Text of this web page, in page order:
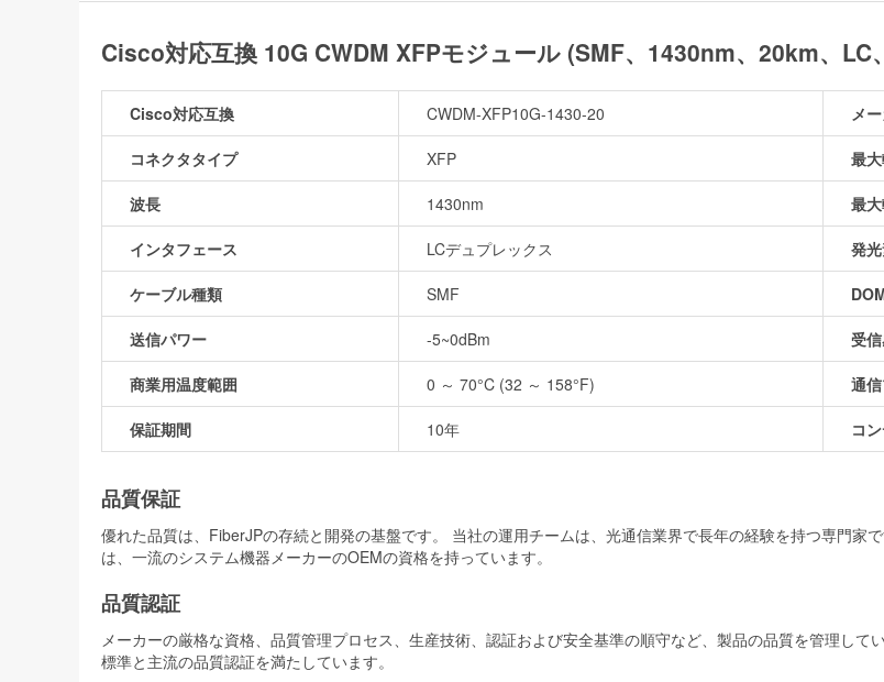
Cisco対応互換 10G CWDM XFPモジュール (SMF、1430nm、20km、LC
Cisco対応互換 CWDM-XFP10G-1430-20 メ
コネクタタイプ XFP 最
波長 1430nm 最
インタフェース LCデュプレックス 発
ケーブル種類 SMF
送信パワー -5~0dBm 受
商業用温度範囲 0 ～ 70°C (32 ～ 158°F) 通
保証期間 10年 コ
品質保証
優れた品質は、FiberJPの存続と開発の基盤です。 当社の運用チームは、光通信業界で長年の経験を持つ専門家
は、一流のシステム機器メーカーのOEMの資格を持っています。
品質認証
メーカーの厳格な資格、品質管理プロセス、生産技術、認証および安全基準の順守など、製品の品質を管理し
標準と主流の品質認証を満たしています。